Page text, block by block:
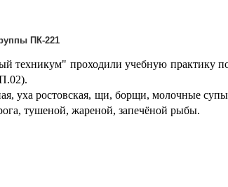
ПК-221
техникум" проходили учебную практику
уха ростовская, щи, борщи, молочные
тушеной, жареной, запечёной рыбы.